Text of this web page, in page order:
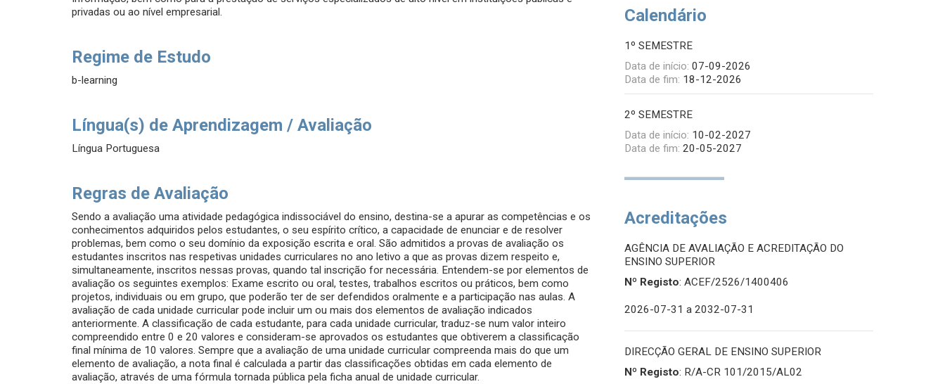
privadas ou ao nível empresarial.
Regime de Estudo
b-learning
Língua(s) de Aprendizagem / Avaliação
Língua Portuguesa
Regras de Avaliação
Sendo a avaliação uma atividade pedagógica indissociável do ensino, destina-se a apurar as competências e os
conhecimentos adquiridos pelos estudantes, o seu espírito crítico, a capacidade de enunciar e de resolver
problemas, bem como o seu domínio da exposição escrita e oral. São admitidos a provas de avaliação os
estudantes inscritos nas respetivas unidades curriculares no ano letivo a que as provas dizem respeito e,
simultaneamente, inscritos nessas provas, quando tal inscrição for necessária. Entendem-se por elementos de
avaliação os seguintes exemplos: Exame escrito ou oral, testes, trabalhos escritos ou práticos, bem como
projetos, individuais ou em grupo, que poderão ter de ser defendidos oralmente e a participação nas aulas. A
avaliação de cada unidade curricular pode incluir um ou mais dos elementos de avaliação indicados
anteriormente. A classificação de cada estudante, para cada unidade curricular, traduz-se num valor inteiro
compreendido entre 0 e 20 valores e consideram-se aprovados os estudantes que obtiverem a classificação
final mínima de 10 valores. Sempre que a avaliação de uma unidade curricular compreenda mais do que um
elemento de avaliação, a nota final é calculada a partir das classificações obtidas em cada elemento de
avaliação, através de uma fórmula tornada pública pela ficha anual de unidade curricular.
Calendário
1º SEMESTRE
Data de início: 07-09-2026
Data de fim: 18-12-2026
2º SEMESTRE
Data de início: 10-02-2027
Data de fim: 20-05-2027
Acreditações
AGÊNCIA DE AVALIAÇÃO E ACREDITAÇÃO DO
ENSINO SUPERIOR
Nº Registo: ACEF/2526/1400406
2026-07-31a 2032-07-31
DIRECÇÃO GERAL DE ENSINO SUPERIOR
Nº Registo: R/A-CR 101/2015/AL02